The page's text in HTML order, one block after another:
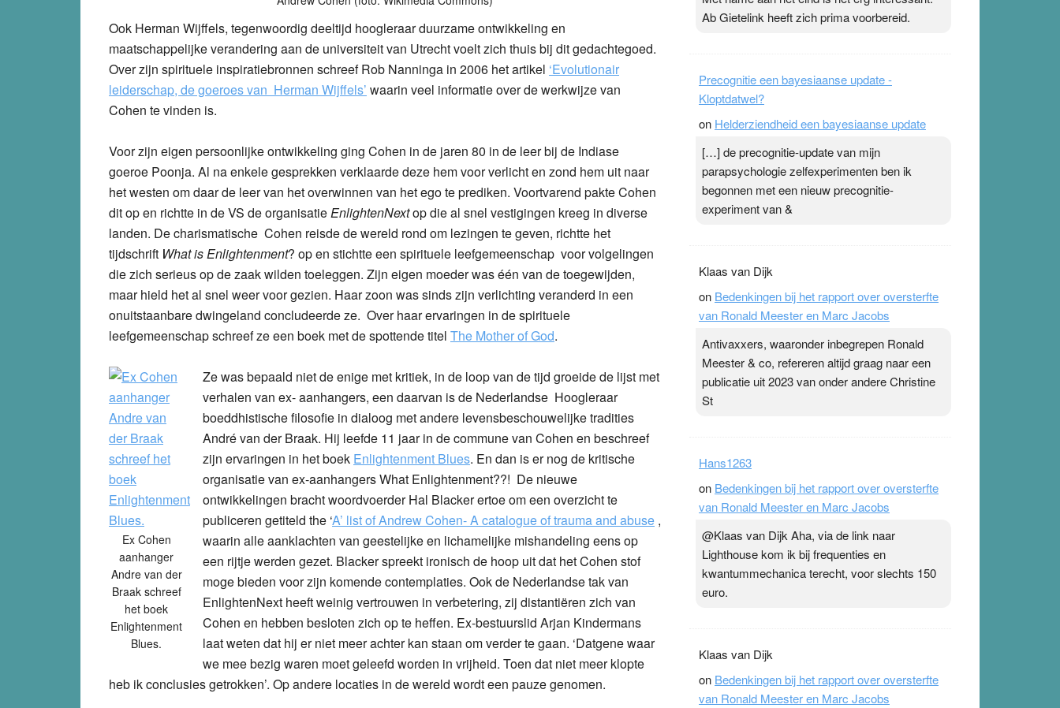
Ook Herman Wijffels, tegenwoordig deeltijd hoogleraar duurzame ontwikkeling en
maatschappelijke verandering aan de universiteit van Utrecht voelt zich thuis bij dit gedachtegoed.
Over zijn spirituele inspiratiebronnen schreef Rob Nanninga in 2006 het artikel ‘Evolutionair
leiderschap, de goeroes van Herman Wijffels’ waarin veel informatie over de werkwijze van
Cohen te vinden is.
Voor zijn eigen persoonlijke ontwikkeling ging Cohen in de jaren 80 in de leer bij de Indiase
goeroe Poonja. Al na enkele gesprekken verklaarde deze hem voor verlicht en zond hem uit naar
het westen om daar de leer van het overwinnen van het ego te prediken. Voortvarend pakte Cohen
dit op en richtte in de VS de organisatieEnlightenNextop die al snel vestigingen kreeg in diverse
landen. De charismatische Cohen reisde de wereld rond om lezingen te geven, richtte het
tijdschrift What is Enlightenment? op en stichtte een spirituele leefgemeenschap voor volgelingen
die zich serieus op de zaak wilden toeleggen. Zijn eigen moeder was één van de toegewijden,
maar hield het al snel weer voor gezien. Haar zoon was sinds zijn verlichting veranderd in een
onuitstaanbare dwingeland concludeerde ze. Over haar ervaringen in de spirituele
leefgemeenschap schreef ze een boek met de spottende titel The Mother of God.
Ex Cohen
aanhanger
Andre van der
Braak schreef
het boek
Enlightenment
Blues.
Ze was bepaald niet de enige met kritiek, in de loop van de tijd groeide de lijst met
verhalen van ex- aanhangers, een daarvan is de Nederlandse Hoogleraar
boeddhistische filosofie in dialoog met andere levensbeschouwelijke tradities
André van der Braak. Hij leefde 11 jaar in de commune van Cohen en beschreef
zijn ervaringen in het boek Enlightenment Blues. En dan is er nog de kritische
organisatie van ex-aanhangers What Enlightenment??! De nieuwe
ontwikkelingen bracht woordvoerder Hal Blacker ertoe om een overzicht te
publiceren getiteld the ‘A’ list of Andrew Cohen- A catalogue of trauma and abuse ,
waarin alle aanklachten van geestelijke en lichamelijke mishandeling eens op
een rijtje werden gezet. Blacker spreekt ironisch de hoop uit dat het Cohen stof
moge bieden voor zijn komende contemplaties. Ook de Nederlandse tak van
EnlightenNext heeft weinig vertrouwen in verbetering, zij distantiëren zich van
Cohen en hebben besloten zich op te heffen. Ex-bestuurslid Arjan Kindermans
laat weten dat hij er niet meer achter kan staan om verder te gaan. ‘Datgene waar
we mee bezig waren moet geleefd worden in vrijheid. Toen dat niet meer klopte
heb ik conclusies getrokken’. Op andere locaties in de wereld wordt een pauze genomen.
topspsort › [...]
Ab Gietelink heeft zich prima voorbereid.
Precognitie een bayesiaanse update -
Kloptdatwel?
on Helderziendheid een bayesiaanse update
[…] de precognitie-update van mijn
parapsychologie zelfexperimenten ben ik
begonnen met een nieuw precognitie-
experiment van &
Klaas van Dijk
on Bedenkingen bij het rapport over oversterfte
van Ronald Meester en Marc Jacobs
Antivaxxers, waaronder inbegrepen Ronald
Meester & co, refereren altijd graag naar een
publicatie uit 2023 van onder andere Christine
St
Hans1263
on Bedenkingen bij het rapport over oversterfte
van Ronald Meester en Marc Jacobs
@Klaas van Dijk Aha, via de link naar
Lighthouse kom ik bij frequenties en
kwantummechanica terecht, voor slechts 150
euro.
Klaas van Dijk
on Bedenkingen bij het rapport over oversterfte
van Ronald Meester en Marc Jacobs